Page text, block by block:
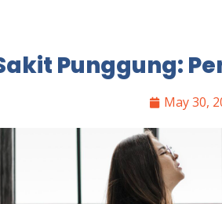
Punggung:
May 30,